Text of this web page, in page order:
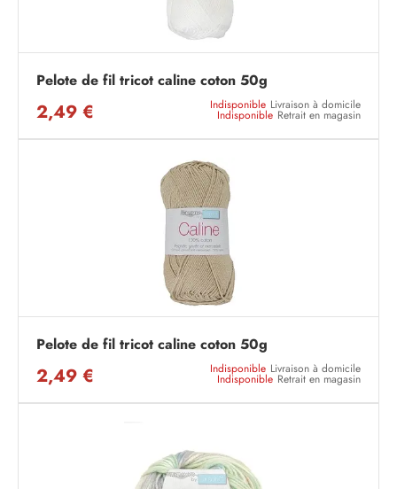
Pelote de fil tricot caline coton 50g
2,49 € Indisponible Livraison à domicile
Indisponible Retrait en magasin
Pelote de fil tricot caline coton 50g
2,49 € Indisponible Livraison à domicile
Indisponible Retrait en magasin